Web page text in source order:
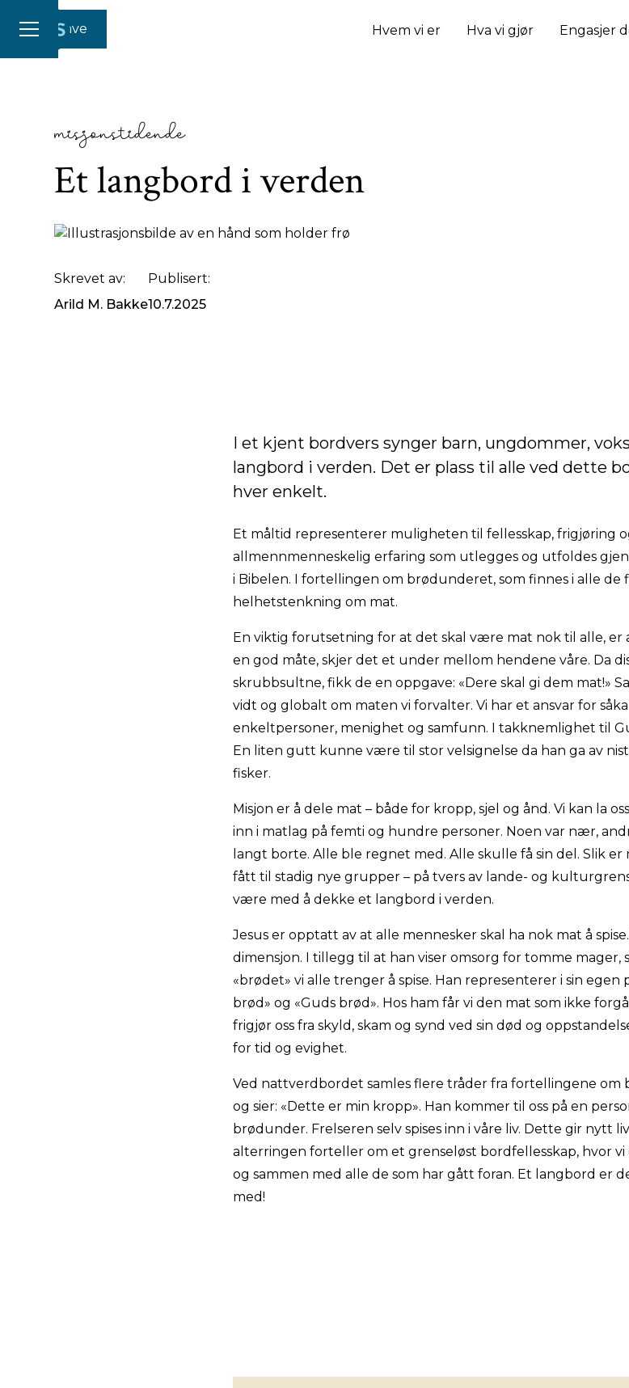
Hvem vi er Hva vi gjør Engasjer
Gi en gave
misjonstidende
Et langbord i verden
Skrevet av:
Arild M. Bakke
Publisert:
10.7.2025
I et kjent bordvers synger barn, ungdommer,
langbord i verden. Det er plass til alle ved dette
hver enkelt.
Et måltid representerer muligheten til fellesskap, frigjøring
allmennmenneskelig erfaring som utlegges og utfoldes
i Bibelen. I fortellingen om brødunderet, som finnes i alle de
helhetstenkning om mat.
En viktig forutsetning for at det skal være mat nok til alle, er
en god måte, skjer det et under mellom hendene våre. Da
skrubbsultne, fikk de en oppgave: «Dere skal gi dem mat!»
vidt og globalt om maten vi forvalter. Vi har et ansvar for
enkeltpersoner, menighet og samfunn. I takknemlighet til
En liten gutt kunne være til stor velsignelse da han ga av
fisker.
Misjon er å dele mat – både for kropp, sjel og ånd. Vi kan la
inn i matlag på femti og hundre personer. Noen var nær,
langt borte. Alle ble regnet med. Alle skulle få sin del. Slik er
fått til stadig nye grupper – på tvers av lande- og
være med å dekke et langbord i verden.
Jesus er opptatt av at alle mennesker skal ha nok mat å
dimensjon. I tillegg til at han viser omsorg for tomme mager,
«brødet» vi alle trenger å spise. Han representerer i sin egen
brød» og «Guds brød». Hos ham får vi den mat som ikke
frigjør oss fra skyld, skam og synd ved sin død og
for tid og evighet.
Ved nattverdbordet samles flere tråder fra fortellingene
og sier: «Dette er min kropp». Han kommer til oss på en
brødunder. Frelseren selv spises inn i våre liv. Dette gir nytt
alterringen forteller om et grenseløst bordfellesskap, hvor
og sammen med alle de som har gått foran. Et langbord er
med!